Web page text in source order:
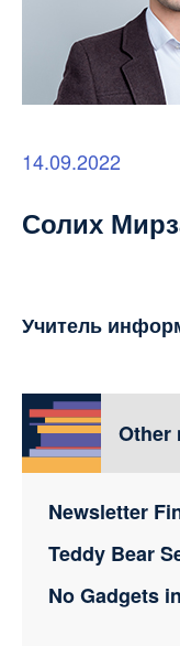
14.09.2022
Солих
Учитель
Other
Newsletter
Teddy Bear
No Gadgets